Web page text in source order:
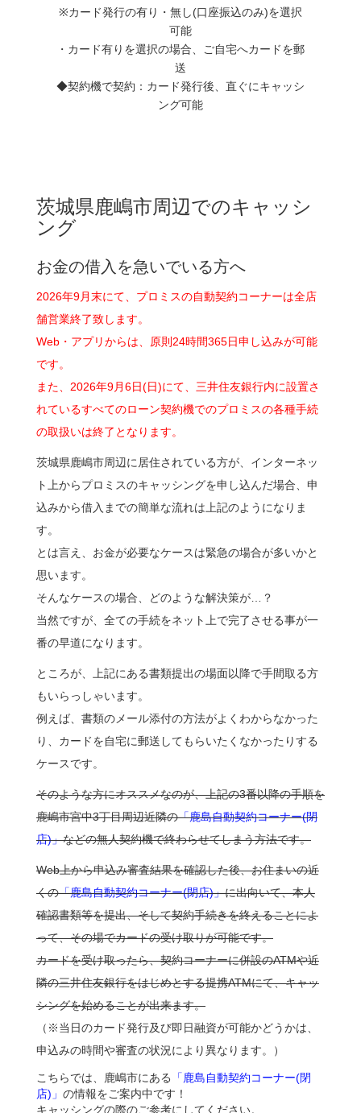
※カード発行の有り・無し(口座振込のみ)を選択
可能
・カード有りを選択の場合、ご自宅へカードを郵
送
◆契約機で契約：カード発行後、直ぐにキャッシ
ング可能
茨城県鹿嶋市周辺でのキャッシ
ング
お金の借入を急いでいる方へ
2026年9月末にて、プロミスの自動契約コーナーは全店
舗営業終了致します。
Web・アプリからは、原則24時間365日申し込みが可能
です。
また、2026年9月6日(日)にて、三井住友銀行内に設置さ
れているすべてのローン契約機でのプロミスの各種手続
の取扱いは終了となります。
茨城県鹿嶋市周辺に居住されている方が、インターネッ
ト上からプロミスのキャッシングを申し込んだ場合、申
込みから借入までの簡単な流れは上記のようになりま
す。
とは言え、お金が必要なケースは緊急の場合が多いかと
思います。
そんなケースの場合、どのような解決策が…？
当然ですが、全ての手続をネット上で完了させる事が一
番の早道になります。
ところが、上記にある書類提出の場面以降で手間取る方
もいらっしゃいます。
例えば、書類のメール添付の方法がよくわからなかった
り、カードを自宅に郵送してもらいたくなかったりする
ケースです。
そのような方にオススメなのが、上記の3番以降の手順を
鹿嶋市宮中3丁目周辺近隣の「鹿島自動契約コーナー(閉
店)」などの無人契約機で終わらせてしまう方法です。
Web上から申込み審査結果を確認した後、お住まいの近
くの「鹿島自動契約コーナー(閉店)」に出向いて、本人
確認書類等を提出、そして契約手続きを終えることによ
って、その場でカードの受け取りが可能です。
カードを受け取ったら、契約コーナーに併設のATMや近
隣の三井住友銀行をはじめとする提携ATMにて、キャッ
シングを始めることが出来ます。
（※当日のカード発行及び即日融資が可能かどうかは、
申込みの時間や審査の状況により異なります。）
こちらでは、鹿嶋市にある
「鹿島自動契約コーナー(閉
店)」 の情報をご案内中です！
キャッシングの際のご参考にしてください。